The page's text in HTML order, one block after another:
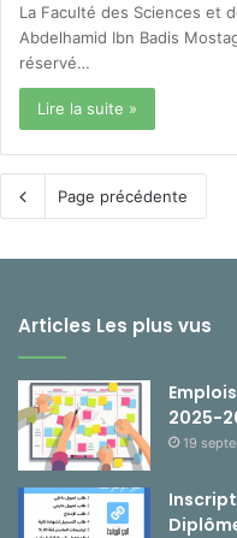
La Faculté des Sciences et
Abdelhamid Ibn Badis
réservé…
Lire la suite »
Page précédente
Articles Les plus vus
2025-
19